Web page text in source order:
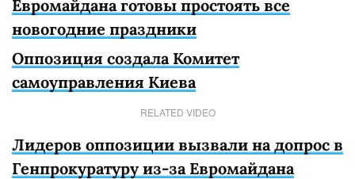
Евромайдана готовы простоять все
новогодние праздники
Оппозиция создала Комитет
самоуправления Киева
RELATED VIDEO
Лидеров оппозиции вызвали на допрос в
Генпрокуратуру из-за Евромайдана